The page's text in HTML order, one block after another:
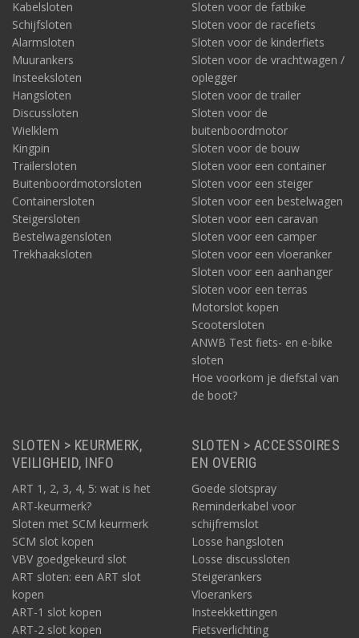
Kabelsloten
Schijfsloten
Alarmsloten
Muurankers
Insteeksloten
Hangsloten
Discussloten
Wielklem
Kingpin
Trailersloten
Buitenboordmotorsloten
Containersloten
Steigersloten
Bestelwagensloten
Trekhaaksloten
Sloten voor de fatbike
Sloten voor de racefiets
Sloten voor de kinderfiets
Sloten voor de vrachtwagen /
oplegger
Sloten voor de trailer
Sloten voor de
buitenboordmotor
Sloten voor de bouw
Sloten voor een container
Sloten voor een steiger
Sloten voor een bestelwagen
Sloten voor een caravan
Sloten voor een camper
Sloten voor een vloeranker
Sloten voor een aanhanger
Sloten voor een terras
Motorslot kopen
Scootersloten
ANWB Test fiets- en e-bike
sloten
Hoe voorkom je diefstal van
de boot?
SLOTEN > KEURMERK,
VEILIGHEID, INFO
ART 1, 2, 3, 4, 5: wat is het
ART-keurmerk?
Sloten met SCM keurmerk
SCM slot kopen
VBV goedgekeurd slot
ART sloten: een ART slot
kopen
ART-1 slot kopen
ART-2 slot kopen
SLOTEN > ACCESSOIRES
EN OVERIG
Goede slotspray
Reminderkabel voor
schijfremslot
Losse hangsloten
Losse discussloten
Steigerankers
Vloerankers
Insteekkettingen
Fietsverlichting